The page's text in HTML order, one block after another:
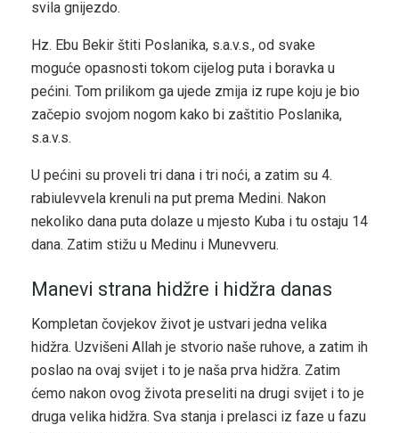
svila gnijezdo.
Hz. Ebu Bekir štiti Poslanika, s.a.v.s., od svake
moguće opasnosti tokom cijelog puta i boravka u
pećini. Tom prilikom ga ujede zmija iz rupe koju je bio
začepio svojom nogom kako bi zaštitio Poslanika,
s.a.v.s.
U pećini su proveli tri dana i tri noći, a zatim su 4.
rabiulevvela krenuli na put prema Medini. Nakon
nekoliko dana puta dolaze u mjesto Kuba i tu ostaju 14
dana. Zatim stižu u Medinu i Munevveru.
Manevi strana hidžre i hidžra danas
Kompletan čovjekov život je ustvari jedna velika
hidžra. Uzvišeni Allah je stvorio naše ruhove, a zatim ih
poslao na ovaj svijet i to je naša prva hidžra. Zatim
ćemo nakon ovog života preseliti na drugi svijet i to je
druga velika hidžra. Sva stanja i prelasci iz faze u fazu